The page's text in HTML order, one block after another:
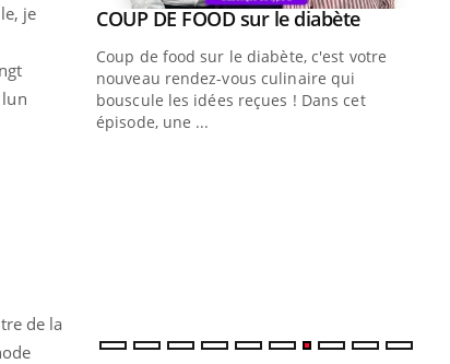
je
lun
de la
Youtube
COUP DE FOOD sur le diabèteYoutube
Coup de food sur le diabète, c'est votre
nouveau rendez-vous culinaire qui
bouscule les idées reçues ! Dans cet
épisode, une ...